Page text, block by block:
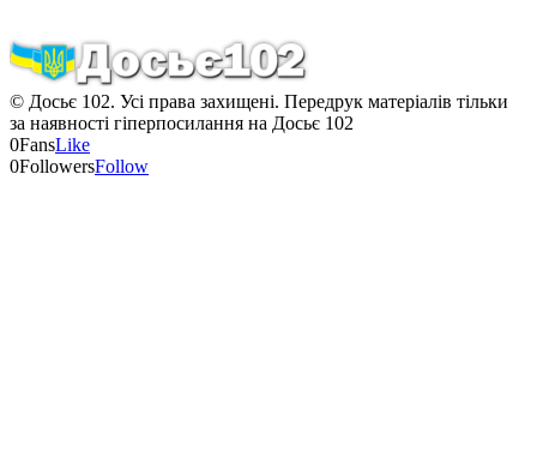
© Досьє 102. Усі права захищені. Передрук матеріалів тільки
за наявності гіперпосилання на Досьє 102
0FansLike
0FollowersFollow